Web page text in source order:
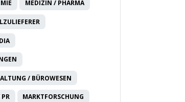
MEDIZIN / PHARMA
/ BÜROWESEN
MARKTFORSCHUNG